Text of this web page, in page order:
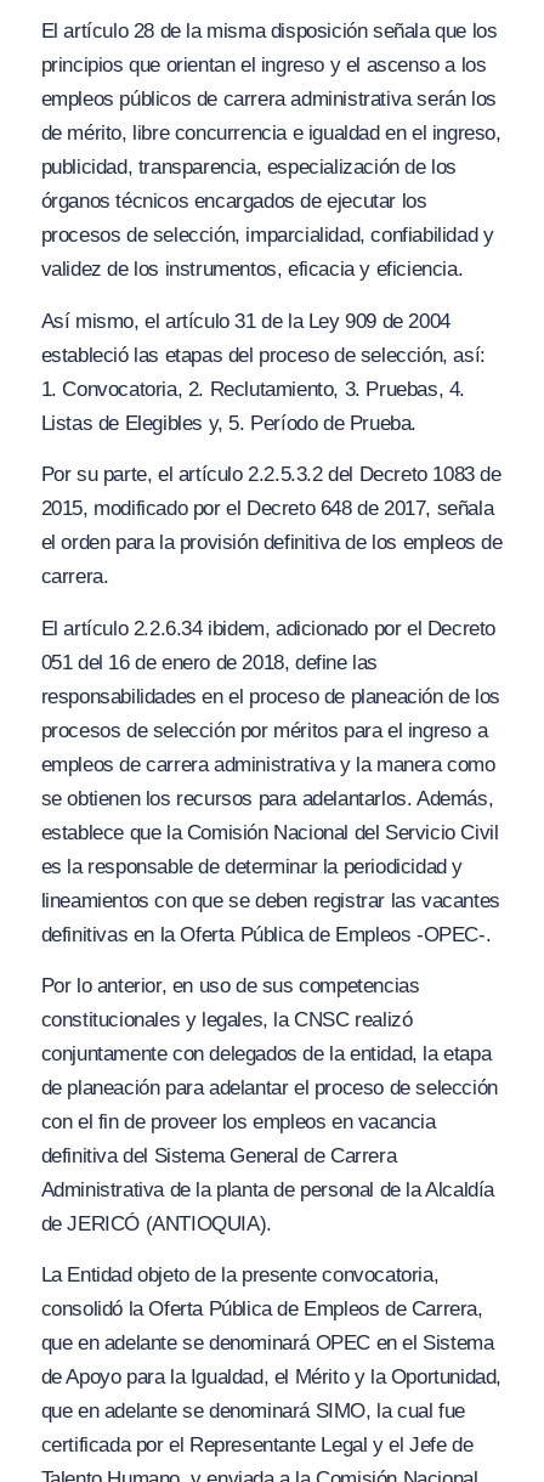
El artículo 28 de la misma disposición señala que los
principios que orientan el ingreso y el ascenso a los
empleos públicos de carrera administrativa serán los
de mérito, libre concurrencia e igualdad en el ingreso,
publicidad, transparencia, especialización de los
órganos técnicos encargados de ejecutar los
procesos de selección, imparcialidad, confiabilidad y
validez de los instrumentos, eficacia y eficiencia.
Así mismo, el artículo 31 de la Ley 909 de 2004
estableció las etapas del proceso de selección, así:
1. Convocatoria, 2. Reclutamiento, 3. Pruebas, 4.
Listas de Elegibles y, 5. Período de Prueba.
Por su parte, el artículo 2.2.5.3.2 del Decreto 1083 de
2015, modificado por el Decreto 648 de 2017, señala
el orden para la provisión definitiva de los empleos de
carrera.
El artículo 2.2.6.34 ibidem, adicionado por el Decreto
051 del 16 de enero de 2018, define las
responsabilidades en el proceso de planeación de los
procesos de selección por méritos para el ingreso a
empleos de carrera administrativa y la manera como
se obtienen los recursos para adelantarlos. Además,
establece que la Comisión Nacional del Servicio Civil
es la responsable de determinar la periodicidad y
lineamientos con que se deben registrar las vacantes
definitivas en la Oferta Pública de Empleos -OPEC-.
Por lo anterior, en uso de sus competencias
constitucionales y legales, la CNSC realizó
conjuntamente con delegados de la entidad, la etapa
de planeación para adelantar el proceso de selección
con el fin de proveer los empleos en vacancia
definitiva del Sistema General de Carrera
Administrativa de la planta de personal de la Alcaldía
de JERICÓ (ANTIOQUIA).
La Entidad objeto de la presente convocatoria,
consolidó la Oferta Pública de Empleos de Carrera,
que en adelante se denominará OPEC en el Sistema
de Apoyo para la Igualdad, el Mérito y la Oportunidad,
que en adelante se denominará SIMO, la cual fue
certificada por el Representante Legal y el Jefe de